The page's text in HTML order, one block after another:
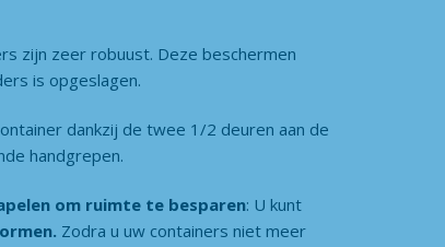
zijn zeer robuust. Deze beschermen
is opgeslagen.
dankzij de twee 1/2 deuren aan de
handgrepen.
om ruimte te besparen: U kunt
Zodra u uw containers niet meer